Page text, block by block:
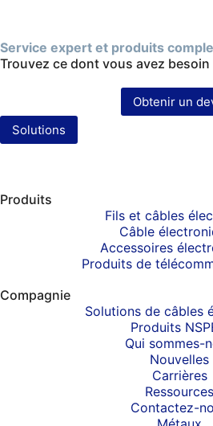
Service expert et produits
Trouvez ce dont vous avez besoin
Obtenir un
Solutions
Produits
Fils et câbles
Câble
Accessoires
Produits de
Compagnie
Solutions de câbles
Produits
Qui sommes-
Nouvelles
Carrières
Ressources
Contactez-